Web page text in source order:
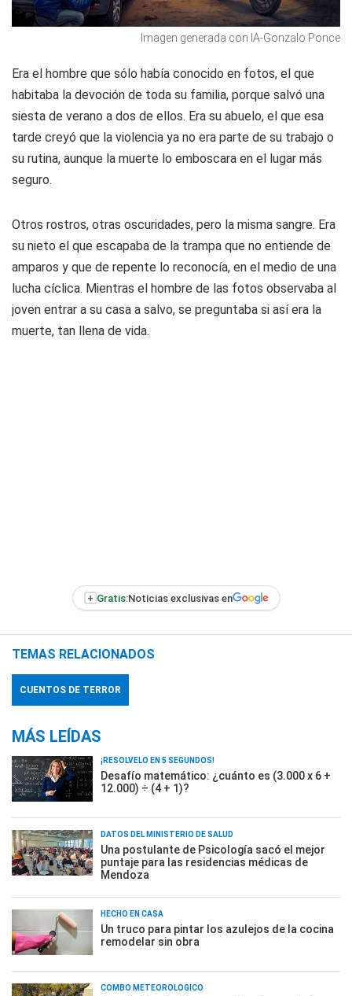
Imagen generada con IA-Gonzalo Ponce
Era el hombre que sólo había conocido en fotos, el que
habitaba la devoción de toda su familia, porque salvó una
siesta de verano a dos de ellos. Era su abuelo, el que esa
tarde creyó que la violencia ya no era parte de su trabajo o
su rutina, aunque la muerte lo emboscara en el lugar más
seguro.
Otros rostros, otras oscuridades, pero la misma sangre. Era
su nieto el que escapaba de la trampa que no entiende de
amparos y que de repente lo reconocía, en el medio de una
lucha cíclica. Mientras el hombre de las fotos observaba al
joven entrar a su casa a salvo, se preguntaba si así era la
muerte, tan llena de vida.
+ Gratis:Noticias exclusivas en
TEMAS RELACIONADOS
CUENTOS DE TERROR
MÁS LEÍDAS
¡RESOLVELO EN 5 SEGUNDOS!
Desafío matemático: ¿cuánto es (3.000 x 6 +
12.000) ÷ (4 + 1)?
DATOS DEL MINISTERIO DE SALUD
Una postulante de Psicología sacó el mejor
puntaje para las residencias médicas de
Mendoza
HECHO EN CASA
Un truco para pintar los azulejos de la cocina
remodelar sin obra
COMBO METEOROLÓGICO